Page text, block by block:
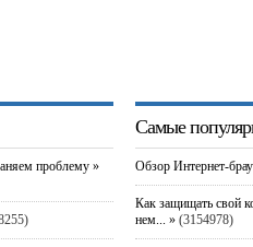
проблему »
Самые
Обзор Интернет-
Как защищать свой
нем... »(3154978)